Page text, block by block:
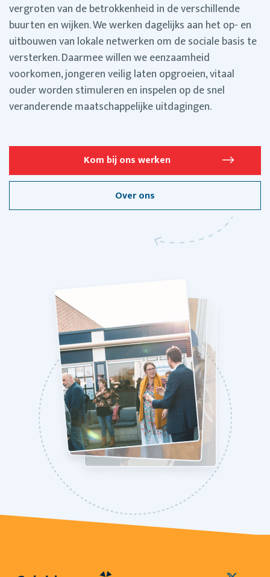
vergroten van de betrokkenheid in de verschillende
buurten en wijken. We werken dagelijks aan het op- en
uitbouwen van lokale netwerken om de sociale basis te
versterken. Daarmee willen we eenzaamheid
voorkomen, jongeren veilig laten opgroeien, vitaal
ouder worden stimuleren en inspelen op de snel
veranderende maatschappelijke uitdagingen.
Kom bij ons werken
Over ons